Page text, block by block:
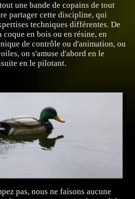
une bande de copains de tout
partager cette discipline, qui
techniques différentes. De
en bois ou en résine, en
de contrôle ou d'animation, ou
on s'amuse d'abord en le
en le pilotant.
pas, nous ne faisons aucune